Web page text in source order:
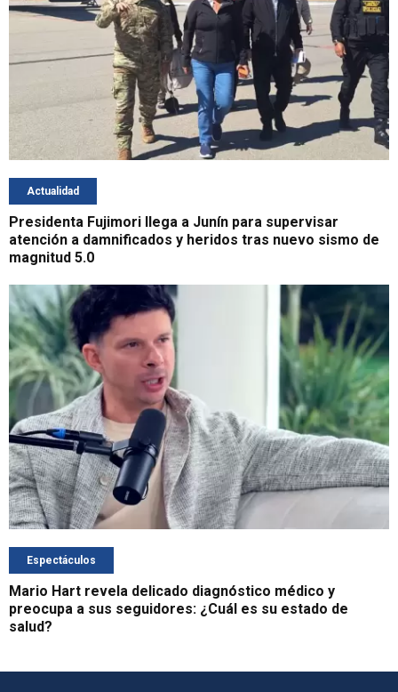
Actualidad
Presidenta Fujimori llega a Junín para supervisar
atención a damnificados y heridos tras nuevo sismo de
magnitud 5.0
Espectáculos
Mario Hart revela delicado diagnóstico médico y
preocupa a sus seguidores: ¿Cuál es su estado de
salud?